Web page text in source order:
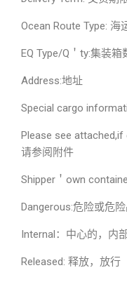
Ocean Route Type:
EQ Type/Q＇ty:集装
Address:地址
Special cargo
Please see attached,if
请参阅附件
Shipper＇own
Dangerous:危险或危
Internal：中心的，内
Released: 释放，放行